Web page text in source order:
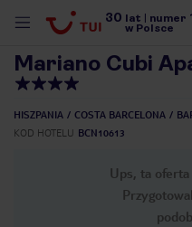
30 lat numer
w Polsce
Mariano Cubi
HISZPANIA COSTA BARCELONA
KOD HOTELU BCN10613
Ups, ta